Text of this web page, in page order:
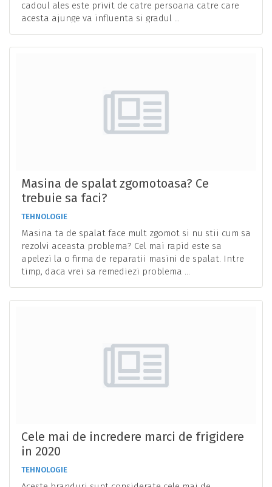
cadoul ales este privit de catre persoana catre care
acesta ajunge va influenta si gradul ...
Masina de spalat zgomotoasa? Ce
trebuie sa faci?
TEHNOLOGIE
Masina ta de spalat face mult zgomot si nu stii cum sa
rezolvi aceasta problema? Cel mai rapid este sa
apelezi la o firma de reparatii masini de spalat. Intre
timp, daca vrei sa remediezi problema ...
Cele mai de incredere marci de frigidere
in 2020
TEHNOLOGIE